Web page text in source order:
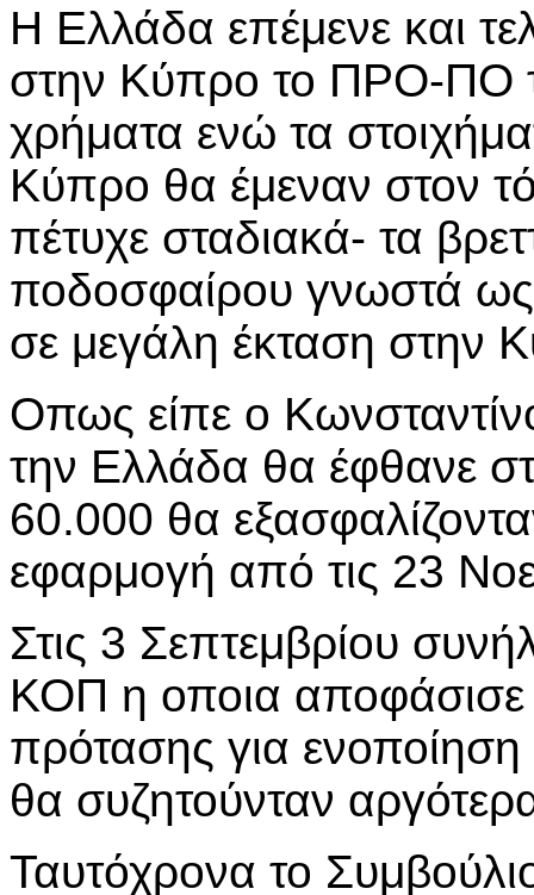
Η Ελλάδα επέμενε και
στην Κύπρο το ΠΡΟ-ΠΟ
χρήματα ενώ τα
Κύπρο θα έμεναν στον
πέτυχε σταδιακά- τα
ποδοσφαίρου γνωστά ως
σε μεγάλη έκταση στην
Οπως είπε ο
την Ελλάδα θα έφθανε
60.000 θα
εφαρμογή από τις 23
Στις 3 Σεπτεμβρίου
ΚΟΠ η οποια
πρότασης για ενοποίηση
θα συζητούνταν
Ταυτόχρονα το